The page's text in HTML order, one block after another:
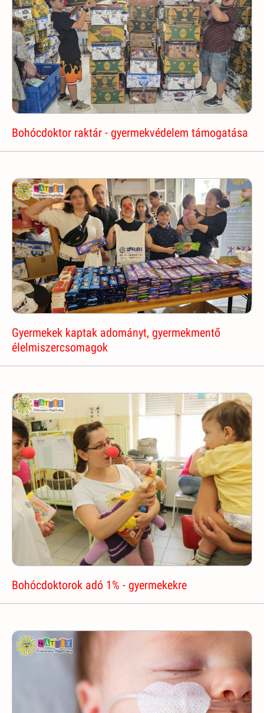
Bohócdoktor raktár - gyermekvédelem támogatása
Gyermekek kaptak adományt, gyermekmentő
élelmiszercsomagok
Bohócdoktorok adó 1% - gyermekekre